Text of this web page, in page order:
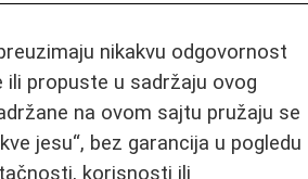
nikakvu odgovornost
ili propuste u sadržaju ovog
na ovom sajtu pružaju se
jesu“, bez garancija u pogledu
korisnosti ili